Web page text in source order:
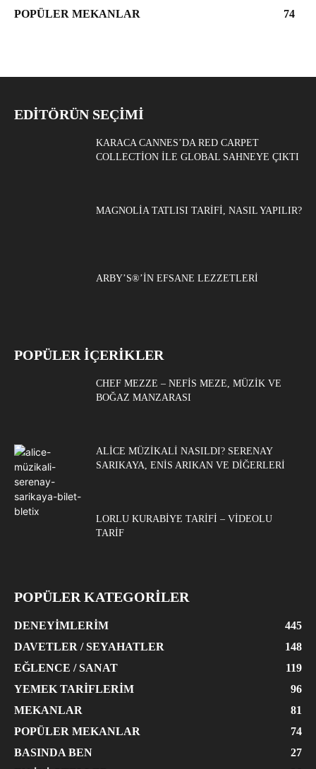
POPÜLER MEKANLAR
74
EDITÖRÜN SEÇIMI
KARACA CANNES’DA RED CARPET
COLLECTION ILE GLOBAL SAHNEYE ÇIKTI
MAGNOLIA TATLISI TARIFI, NASIL YAPILIR?
ARBY’S®’IN EFSANE LEZZETLERI
POPÜLER İÇERİKLER
CHEF MEZZE – NEFIS MEZE, MÜZIK VE
BOĞAZ MANZARASI
ALICE MÜZIKALI NASILDI? SERENAY
SARIKAYA, ENIS ARIKAN VE DIĞERLERI
LORLU KURABIYE TARIFI – VIDEOLU
TARIF
POPÜLER KATEGORİLER
DENEYIMLERIM
445
DAVETLER / SEYAHATLER
148
EĞLENCE / SANAT
119
YEMEK TARIFLERIM
96
MEKANLAR
81
POPÜLER MEKANLAR
74
BASINDA BEN
27